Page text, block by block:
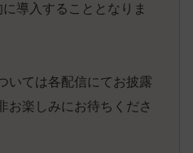
導入することとなりま
いては各配信にてお披露
お楽しみにお待ちくださ